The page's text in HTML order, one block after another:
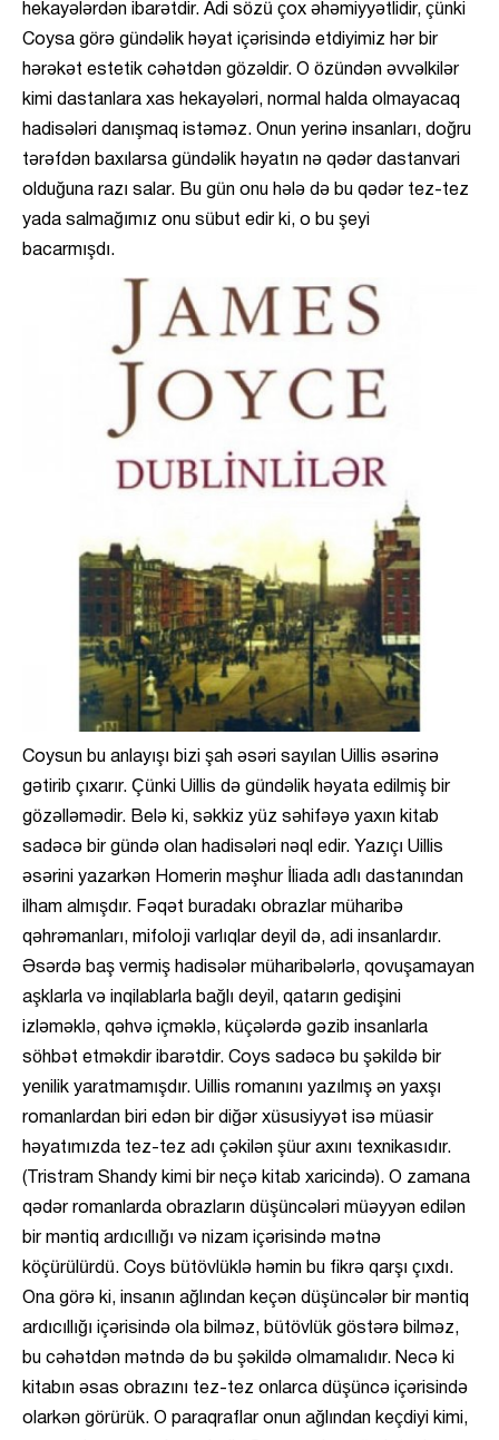
hekayələrdən ibarətdir. Adi sözü çox əhəmiyyətlidir, çünki
Coysa görə gündəlik həyat içərisində etdiyimiz hər bir
hərəkət estetik cəhətdən gözəldir. O özündən əvvəlkilər
kimi dastanlara xas hekayələri, normal halda olmayacaq
hadisələri danışmaq istəməz. Onun yerinə insanları, doğru
tərəfdən baxılarsa gündəlik həyatın nə qədər dastanvari
olduğuna razı salar. Bu gün onu hələ də bu qədər tez-tez
yada salmağımız onu sübut edir ki, o bu şeyi
bacarmışdı.
Coysun bu anlayışı bizi şah əsəri sayılan Uillis əsərinə
gətirib çıxarır. Çünki Uillis də gündəlik həyata edilmiş bir
gözəlləmədir. Belə ki, səkkiz yüz səhifəyə yaxın kitab
sadəcə bir gündə olan hadisələri nəql edir. Yazıçı Uillis
əsərini yazarkən Homerin məşhur İliada adlı dastanından
ilham almışdır. Fəqət buradakı obrazlar müharibə
qəhrəmanları, mifoloji varlıqlar deyil də, adi insanlardır.
Əsərdə baş vermiş hadisələr müharibələrlə, qovuşamayan
aşklarla və inqilablarla bağlı deyil, qatarın gedişini
izləməklə, qəhvə içməklə, küçələrdə gəzib insanlarla
söhbət etməkdir ibarətdir. Coys sadəcə bu şəkildə bir
yenilik yaratmamışdır. Uillis romanını yazılmış ən yaxşı
romanlardan biri edən bir diğər xüsusiyyət isə müasir
həyatımızda tez-tez adı çəkilən şüur axını texnikasıdır.
(Tristram Shandy kimi bir neçə kitab xaricində). O zamana
qədər romanlarda obrazların düşüncələri müəyyən edilən
bir məntiq ardıcıllığı və nizam içərisində mətnə
köçürülürdü. Coys bütövlüklə həmin bu fikrə qarşı çıxdı.
Ona görə ki, insanın ağlından keçən düşüncələr bir məntiq
ardıcıllığı içərisində ola bilməz, bütövlük göstərə bilməz,
bu cəhətdən mətndə də bu şəkildə olmamalıdır. Necə ki
kitabın əsas obrazını tez-tez onlarca düşüncə içərisində
olarkən görürük. O paraqraflar onun ağlından keçdiyi kimi,